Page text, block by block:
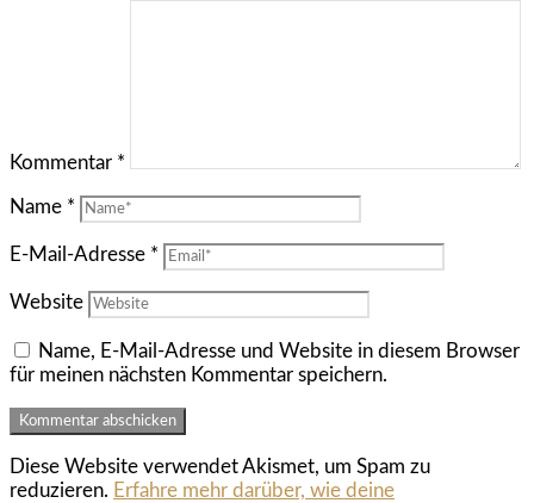
Kommentar *
Name *
E-Mail-Adresse *
Website
Name, E-Mail-Adresse und Website in diesem Browser
für meinen nächsten Kommentar speichern.
Diese Website verwendet Akismet, um Spam zu
reduzieren. Erfahre mehr darüber, wie deine